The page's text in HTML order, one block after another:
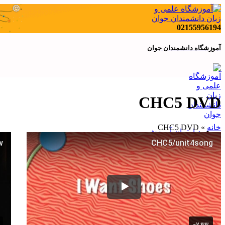
02155956194
آموزشگاه دانشمندان جوان
دپارتمان آموزش
ابتدایی
آموزش نقاشی
متوسطه اول
متوسطه دوره دوم
تیزهوشان
اردومطالعاتی ۱۴۰۳
دپارتمان کنکور
کلاس های کنکور
مشاوره و برنامه ریزی
CHC5 DVD
خانه »
CHC5 DVD